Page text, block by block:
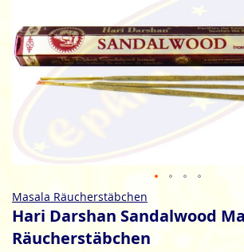
springen
Zum
Anfang
Bildgalerie
Masala Räucherstäbchen
Hari Darshan Sandalwood
Räucherstäbchen